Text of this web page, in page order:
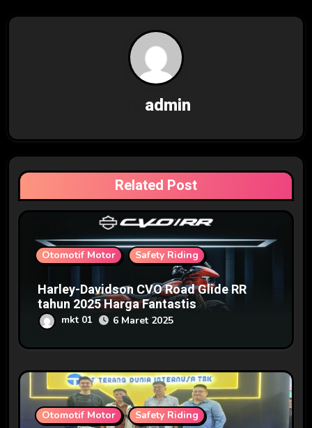
o
s
admin
Related Post
Otomotif Motor Safety Riding
Harley-Davidson CVO Road Glide RR
tahun 2025 Harga Fantastis
mkt 01 6 Maret 2025
Otomotif Motor Safety Riding